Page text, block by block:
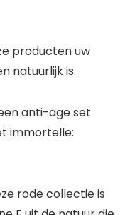
producten uw
natuurlijk is.
anti-age set
immortelle:
rode collectie is